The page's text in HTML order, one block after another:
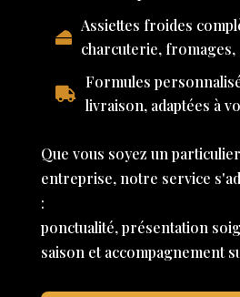
Assiettes froides
charcuterie,
Formules
livraison, adaptées à
Que vous soyez un
entreprise, notre service
:
ponctualité, présentation
saison et accompagnement